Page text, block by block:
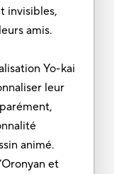
invisibles,
amis.
Yo-kai
leur
animé.
et